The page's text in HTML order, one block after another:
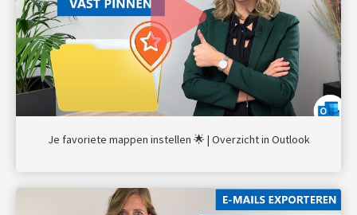
Je favoriete mappen instellen 🌟 | Overzicht in Outlook